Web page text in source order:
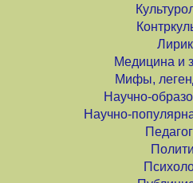
Медицина и
Мифы,
Научно-
Научно-